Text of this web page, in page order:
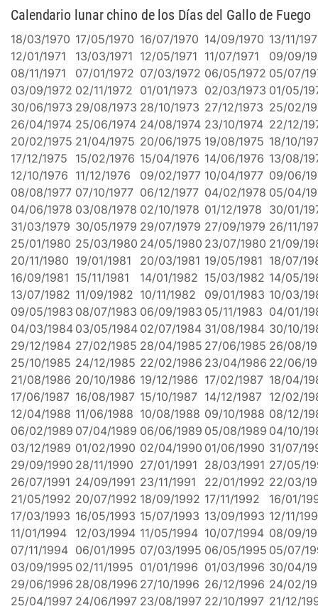
Calendario lunar chino de los Días del Gallo de Fuego
18/03/1970 17/05/1970 16/07/1970 14/09/1970 13/11/
12/01/1971
13/03/1971 12/05/1971 11/07/1971
09/09/
08/11/1971
07/01/1972 07/03/1972 06/05/1972 05/07/
03/09/1972 02/11/1972 01/01/1973 02/03/1973 01/05/
30/06/1973 29/08/1973 28/10/1973 27/12/1973 25/02/
26/04/1974 25/06/1974 24/08/1974 23/10/1974 22/12/
20/02/1975 21/04/1975 20/06/1975 19/08/1975 18/10/
17/12/1975
15/02/1976 15/04/1976 14/06/1976 13/08/
12/10/1976 11/12/1976 09/02/1977 10/04/1977 09/06/
08/08/1977 07/10/1977 06/12/1977 04/02/1978 05/04/
04/06/1978 03/08/1978 02/10/1978 01/12/1978 30/01/
31/03/1979 30/05/1979 29/07/1979 27/09/1979 26/11/
25/01/1980 25/03/1980 24/05/1980 23/07/1980 21/09/
20/11/1980 19/01/1981 20/03/1981 19/05/1981 18/07/
16/09/1981 15/11/1981 14/01/1982 15/03/1982 14/05/
13/07/1982 11/09/1982 10/11/1982 09/01/1983 10/03/
09/05/1983 08/07/1983 06/09/1983 05/11/1983 04/01/
04/03/1984 03/05/1984 02/07/1984 31/08/1984 30/10/
29/12/1984 27/02/1985 28/04/1985 27/06/1985 26/08/
25/10/1985 24/12/1985 22/02/1986 23/04/1986 22/06/
21/08/1986 20/10/1986 19/12/1986 17/02/1987 18/04/
17/06/1987 16/08/1987 15/10/1987 14/12/1987 12/02/
12/04/1988 11/06/1988 10/08/1988 09/10/1988 08/12/
06/02/1989 07/04/1989 06/06/1989 05/08/1989 04/10/
03/12/1989 01/02/1990 02/04/1990 01/06/1990 31/07/
29/09/1990 28/11/1990 27/01/1991 28/03/1991 27/05/
26/07/1991 24/09/1991 23/11/1991 22/01/1992 22/03/
21/05/1992 20/07/1992 18/09/1992 17/11/1992
16/01/
17/03/1993 16/05/1993 15/07/1993 13/09/1993 12/11/
11/01/1994
12/03/1994 11/05/1994 10/07/1994 08/09/
07/11/1994 06/01/1995 07/03/1995 06/05/1995 05/07/
03/09/1995 02/11/1995 01/01/1996 01/03/1996 30/04/
29/06/1996 28/08/1996 27/10/1996 26/12/1996 24/02/
25/04/1997 24/06/1997 23/08/1997 22/10/1997 21/12/